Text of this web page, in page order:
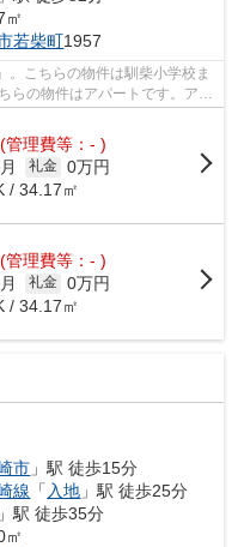
㎡
若柴町1957
。こちらの物件は馴柴小学校ま
らの物件はアパートです。アパ
(管理費等：- )
礼金 0万円
/ 34.17㎡
(管理費等：- )
礼金 0万円
/ 34.17㎡
市 」駅 徒歩15分
線 「 入地 」駅 徒歩25分
」駅 徒歩35分
㎡